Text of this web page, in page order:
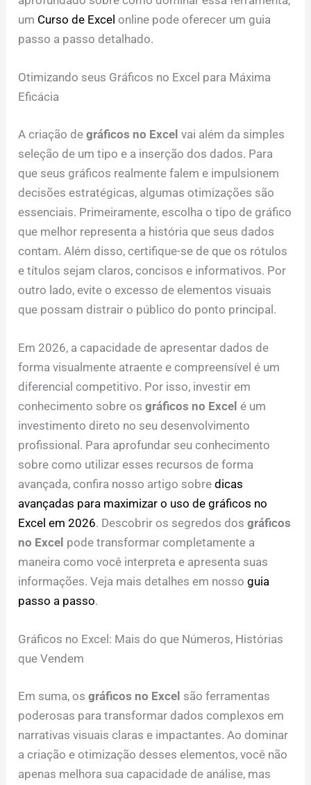
um Curso de Excel online pode oferecer um guia
passo a passo detalhado.
Otimizando seus Gráficos no Excel para Máxima
Eficácia
A criação degráficos no Excel vai além da simples
seleção de um tipo e a inserção dos dados. Para
que seus gráficos realmente falem e impulsionem
decisões estratégicas, algumas otimizações são
essenciais. Primeiramente, escolha o tipo de gráfico
que melhor representa a história que seus dados
contam. Além disso, certifique-se de que os rótulos
e títulos sejam claros, concisos e informativos. Por
outro lado, evite o excesso de elementos visuais
que possam distrair o público do ponto principal.
Em 2026, a capacidade de apresentar dados de
forma visualmente atraente e compreensível é um
diferencial competitivo. Por isso, investir em
conhecimento sobre osgráficos no Excel é um
investimento direto no seu desenvolvimento
profissional. Para aprofundar seu conhecimento
sobre como utilizar esses recursos de forma
avançada, confira nosso artigo sobredicas
avançadas para maximizar o uso de gráficos no
Excel em 2026. Descobrir os segredos dosgráficos
no Excel pode transformar completamente a
maneira como você interpreta e apresenta suas
informações. Veja mais detalhes em nossoguia
passo a passo.
Gráficos no Excel: Mais do que Números, Histórias
que Vendem
Em suma, osgráficos no Excel são ferramentas
poderosas para transformar dados complexos em
narrativas visuais claras e impactantes. Ao dominar
a criação e otimização desses elementos, você não
apenas melhora sua capacidade de análise, mas